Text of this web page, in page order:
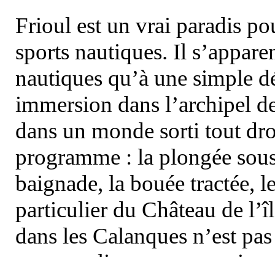
Frioul est un vrai paradis
sports nautiques. Il
nautiques qu’à une simple
immersion dans l’archipel
dans un monde sorti tout
programme : la plongée
baignade, la bouée tractée,
particulier du Château de
dans les Calanques n’est